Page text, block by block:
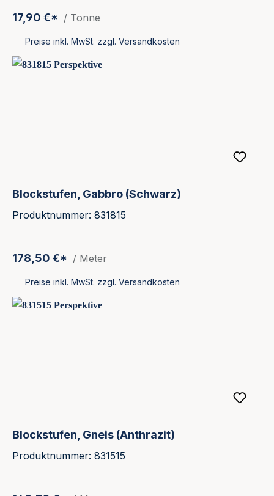
17,90 €* / Tonne
Preise inkl. MwSt. zzgl. Versandkosten
Blockstufen, Gabbro (Schwarz)
Produktnummer: 831815
178,50 €* / Meter
Preise inkl. MwSt. zzgl. Versandkosten
Blockstufen, Gneis (Anthrazit)
Produktnummer: 831515